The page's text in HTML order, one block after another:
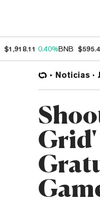
$1,918.11 0.40%BNB
Noticias
Grid'